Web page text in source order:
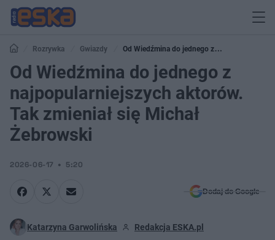
Rozrywka Gwiazdy
Od Wiedźmina do jednego z
najpopularniejszych aktorów. Tak zmieniał się Michał Żebrowski
Od Wiedźmina do jednego z
najpopularniejszych aktorów.
Tak zmieniał się Michał
Żebrowski
2026-06-17 5:20
Dodaj do Google
Katarzyna Garwolińska Redakcja ESKA.pl